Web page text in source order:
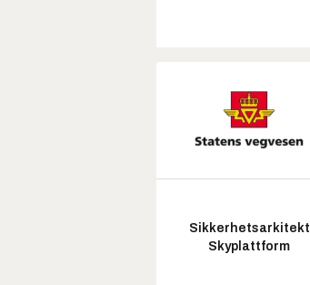
Sikkerhetsarkitekt
Skyplattform